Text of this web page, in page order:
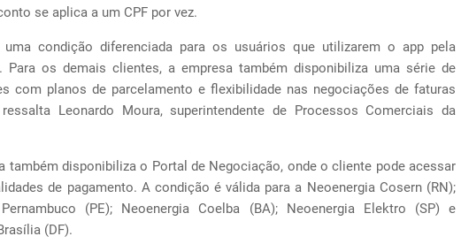
se aplica a um CPF por vez.
uma condição diferenciada para os usuários que utilizarem o app pela
Para os demais clientes, a empresa também disponibiliza uma série de
com planos de parcelamento e flexibilidade nas negociações de faturas
Leonardo Moura, superintendente de Processos Comerciais da
também disponibiliza o Portal de Negociação, onde o cliente pode acessar
de pagamento. A condição é válida para a Neoenergia Cosern (RN);
(PE); Neoenergia Coelba (BA); Neoenergia Elektro (SP) e
(DF).